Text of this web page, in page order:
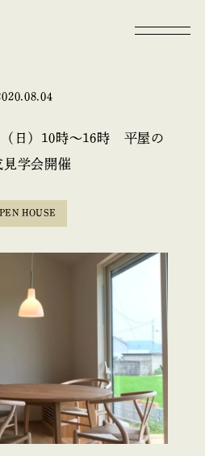
日）10時～16時 平屋の
見学会開催
HOUSE